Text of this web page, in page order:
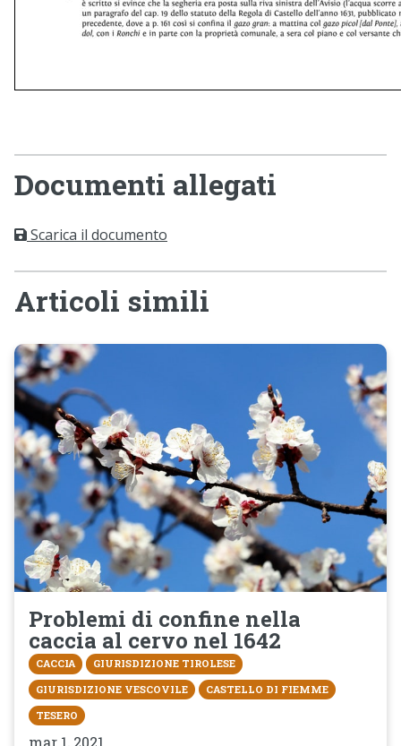
Documenti allegati
Scarica il documento
Articoli simili
Problemi di confine nella
caccia al cervo nel 1642
CACCIA
GIURISDIZIONE TIROLESE
GIURISDIZIONE VESCOVILE
CASTELLO DI FIEMME
TESERO
mar 1, 2021